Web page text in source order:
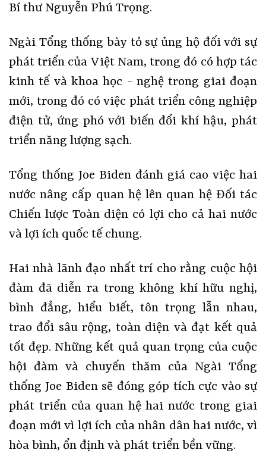
Bí thư Nguyễn Phú Trọng.
Ngài Tổng thống bày tỏ sự ủng hộ đối với sự
phát triển của Việt Nam, trong đó có hợp tác
kinh tế và khoa học - nghệ trong giai đoạn
mới, trong đó có việc phát triển công nghiệp
điện tử, ứng phó với biến đổi khí hậu, phát
triển năng lượng sạch.
Tổng thống Joe Biden đánh giá cao việc hai
nước nâng cấp quan hệ lên quan hệ Đối tác
Chiến lược Toàn diện có lợi cho cả hai nước
và lợi ích quốc tế chung.
Hai nhà lãnh đạo nhất trí cho rằng cuộc hội
đàm đã diễn ra trong không khí hữu nghị,
bình đẳng, hiểu biết, tôn trọng lẫn nhau,
trao đổi sâu rộng, toàn diện và đạt kết quả
tốt đẹp. Những kết quả quan trọng của cuộc
hội đàm và chuyến thăm của Ngài Tổng
thống Joe Biden sẽ đóng góp tích cực vào sự
phát triển của quan hệ hai nước trong giai
đoạn mới vì lợi ích của nhân dân hai nước, vì
hòa bình, ổn định và phát triển bền vững.